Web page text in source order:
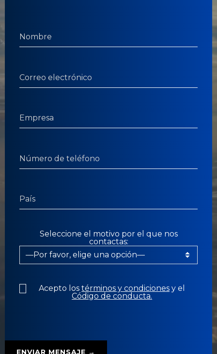
Seleccione el motivo por el que nos
contactas:
Acepto lostérminos y condiciones y el
Código de conducta.